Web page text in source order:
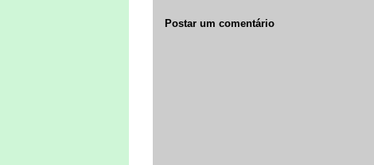
Postar um comentário